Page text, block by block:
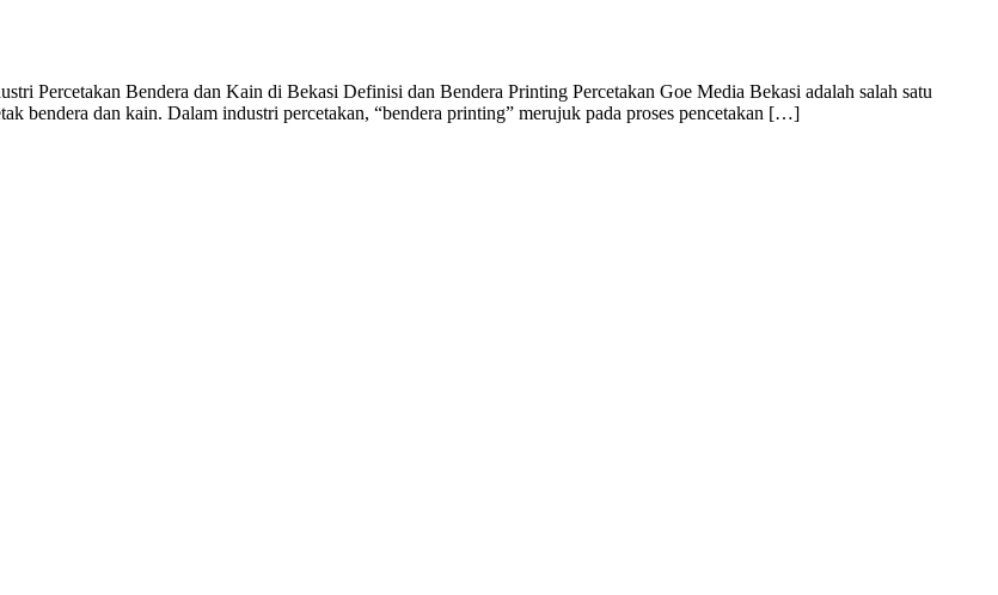
Percetakan Bendera dan Kain di Bekasi Definisi dan Bendera Printing Percetakan Goe Media Bekasi adalah salah satu
bendera dan kain. Dalam industri percetakan, “bendera printing” merujuk pada proses pencetakan […]